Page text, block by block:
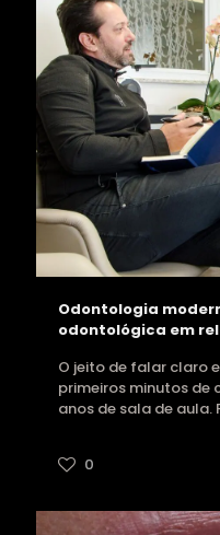
Odontologia
odontológica em
O jeito de falar claro
primeiros minutos de
anos de sala de aula.
0